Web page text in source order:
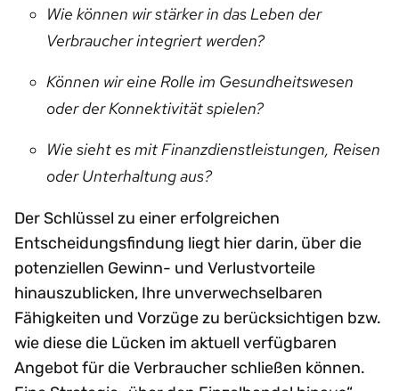
Wie können wir stärker in das Leben der
Verbraucher integriert werden?
Können wir eine Rolle im Gesundheitswesen
oder der Konnektivität spielen?
Wie sieht es mit Finanzdienstleistungen, Reisen
oder Unterhaltung aus?
Der Schlüssel zu einer erfolgreichen
Entscheidungsfindung liegt hier darin, über die
potenziellen Gewinn- und Verlustvorteile
hinauszublicken, Ihre unverwechselbaren
Fähigkeiten und Vorzüge zu berücksichtigen bzw.
wie diese die Lücken im aktuell verfügbaren
Angebot für die Verbraucher schließen können.